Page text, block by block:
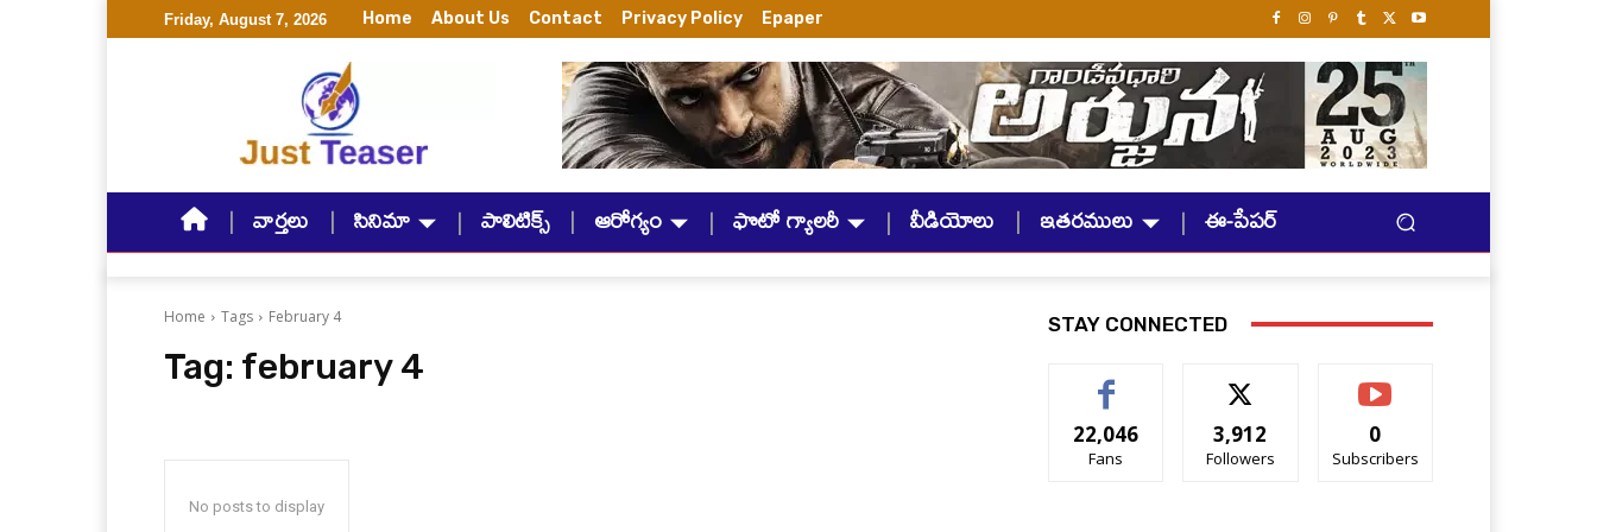
Friday, August 7, 2026 Home About Us Contact Privacy Policy Epaper
వార్తలు సినిమా పాలిటిక్స్ ఆరోగ్యం ఫొటో గ్యాలరీ వీడియోలు ఇతరములు ఈ-పేపర్
Home Tags February 4
Tag: february 4
No posts to display
STAY CONNECTED
22,046
Fans
3,912
Followers
0
Subscribers